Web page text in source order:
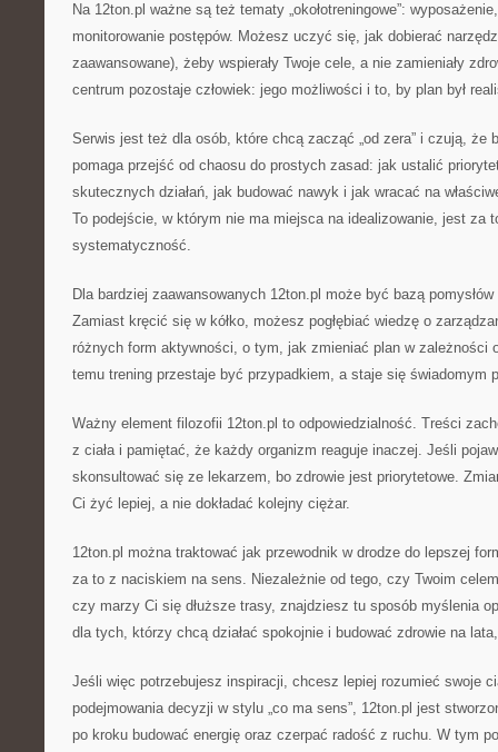
Na 12ton.pl ważne są też tematy „okołotreningowe”:
monitorowanie postępów. Możesz uczyć się, jak dobierać
zaawansowane), żeby wspierały Twoje cele, a nie zamieniały
centrum pozostaje człowiek: jego możliwości i to, by plan był
Serwis jest też dla osób, które chcą zacząć „od zera” i czują, że
pomaga przejść od chaosu do prostych zasad: jak ustalić
skutecznych działań, jak budować nawyk i jak wracać na
To podejście, w którym nie ma miejsca na idealizowanie, jest za
systematyczność.
Dla bardziej zaawansowanych 12ton.pl może być bazą
Zamiast kręcić się w kółko, możesz pogłębiać wiedzę o
różnych form aktywności, o tym, jak zmieniać plan w zależności
temu trening przestaje być przypadkiem, a staje się świadomym
Ważny element filozofii 12ton.pl to odpowiedzialność. Treści
z ciała i pamiętać, że każdy organizm reaguje inaczej. Jeśli
skonsultować się ze lekarzem, bo zdrowie jest priorytetowe.
Ci żyć lepiej, a nie dokładać kolejny ciężar.
12ton.pl można traktować jak przewodnik w drodze do lepszej
za to z naciskiem na sens. Niezależnie od tego, czy Twoim
czy marzy Ci się dłuższe trasy, znajdziesz tu sposób myślenia
dla tych, którzy chcą działać spokojnie i budować zdrowie na
Jeśli więc potrzebujesz inspiracji, chcesz lepiej rozumieć swoje
podejmowania decyzji w stylu „co ma sens”, 12ton.pl jest
po kroku budować energię oraz czerpać radość z ruchu. W tym